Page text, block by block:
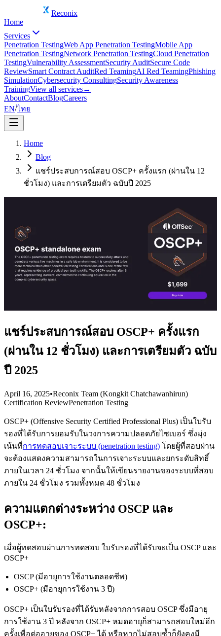
Reconix
Home
Services
Penetration TestingWeb App Penetration TestingMobile App
Penetration TestingNetwork Penetration TestingCloud Penetration
TestingVulnerability AssessmentSecurity AuditSecure Code
ReviewSmart Contract AuditRed TeamingAI Red TeamingPhishing
SimulationCybersecurity ConsultingSecurity Awareness
TrainingView all services→
AboutContactBlogCareers
EN/ไทย
Home
Blog
แชร์ประสบการณ์สอบ OSCP+ ครั้งแรก (ผ่านใน 12
ชั่วโมง) และการเตรียมตัว ฉบับปี 2025
แชร์ประสบการณ์สอบ OSCP+ ครั้งแรก
(ผ่านใน 12 ชั่วโมง) และการเตรียมตัว ฉบับ
ปี 2025
April 16, 2025•Reconix Team (Kongkit Chatchawanhirun)
Certification ReviewPenetration Testing
OSCP+ (Offensive Security Certified Professional Plus) เป็นใบรับ
รองที่ได้รับการยอมรับในวงการความปลอดภัยไซเบอร์ ซึ่งมุ่ง
เน้นที่การทดสอบเจาะระบบ (penetration testing) โดยผู้ที่สอบผ่าน
จะต้องแสดงความสามารถในการเจาะระบบและยกระดับสิทธิ์
ภายในเวลา 24 ชั่วโมง จากนั้นให้เขียนรายงานของระบบที่สอบ
ภายใน 24 ชั่วโมง รวมทั้งหมด 48 ชั่วโมง
ความแตกต่างระหว่าง OSCP และ
OSCP+:
เมื่อผู้ทดสอบผ่านการทดสอบ ใบรับรองที่ได้รับจะเป็น OSCP และ
OSCP+
OSCP (มีอายุการใช้งานตลอดชีพ)
OSCP+ (มีอายุการใช้งาน 3 ปี)
OSCP+ เป็นใบรับรองที่ได้รับหลังจากการสอบ OSCP ซึ่งมีอายุ
การใช้งาน 3 ปี หลังจาก OSCP+ หมดอายุก็สามารถสอบใหม่อีก
ครั้งเพื่อต่ออายุของ OSCP+ ได้ หรือหากไม่สอบซ้ำก็ยังคงมี